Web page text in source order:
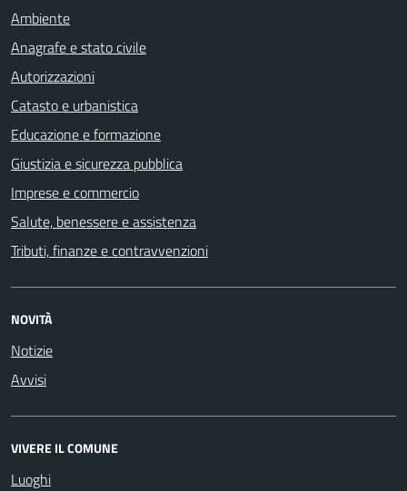
Ambiente
Anagrafe e stato civile
Autorizzazioni
Catasto e urbanistica
Educazione e formazione
Giustizia e sicurezza pubblica
Imprese e commercio
Salute, benessere e assistenza
Tributi, finanze e contravvenzioni
NOVITÀ
Notizie
Avvisi
VIVERE IL COMUNE
Luoghi